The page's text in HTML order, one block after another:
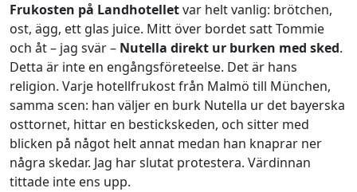
Frukosten på Landhotelletvar helt vanlig: brötchen,
ost, ägg, ett glas juice. Mitt över bordet satt Tommie
och åt – jag svär – Nutella direkt ur burken med sked.
Detta är inte en engångsföreteelse. Det är hans
religion. Varje hotellfrukost från Malmö till München,
samma scen: han väljer en burk Nutella ur det bayerska
osttornet, hittar en bestickskeden, och sitter med
blicken på något helt annat medan han knaprar ner
några skedar. Jag har slutat protestera. Värdinnan
tittade inte ens upp.